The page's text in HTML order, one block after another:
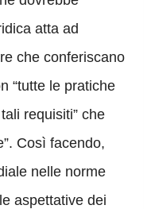
atta ad
che conferiscano
“tutte le pratiche
requisiti” che
Così facendo,
nelle norme
aspettative dei